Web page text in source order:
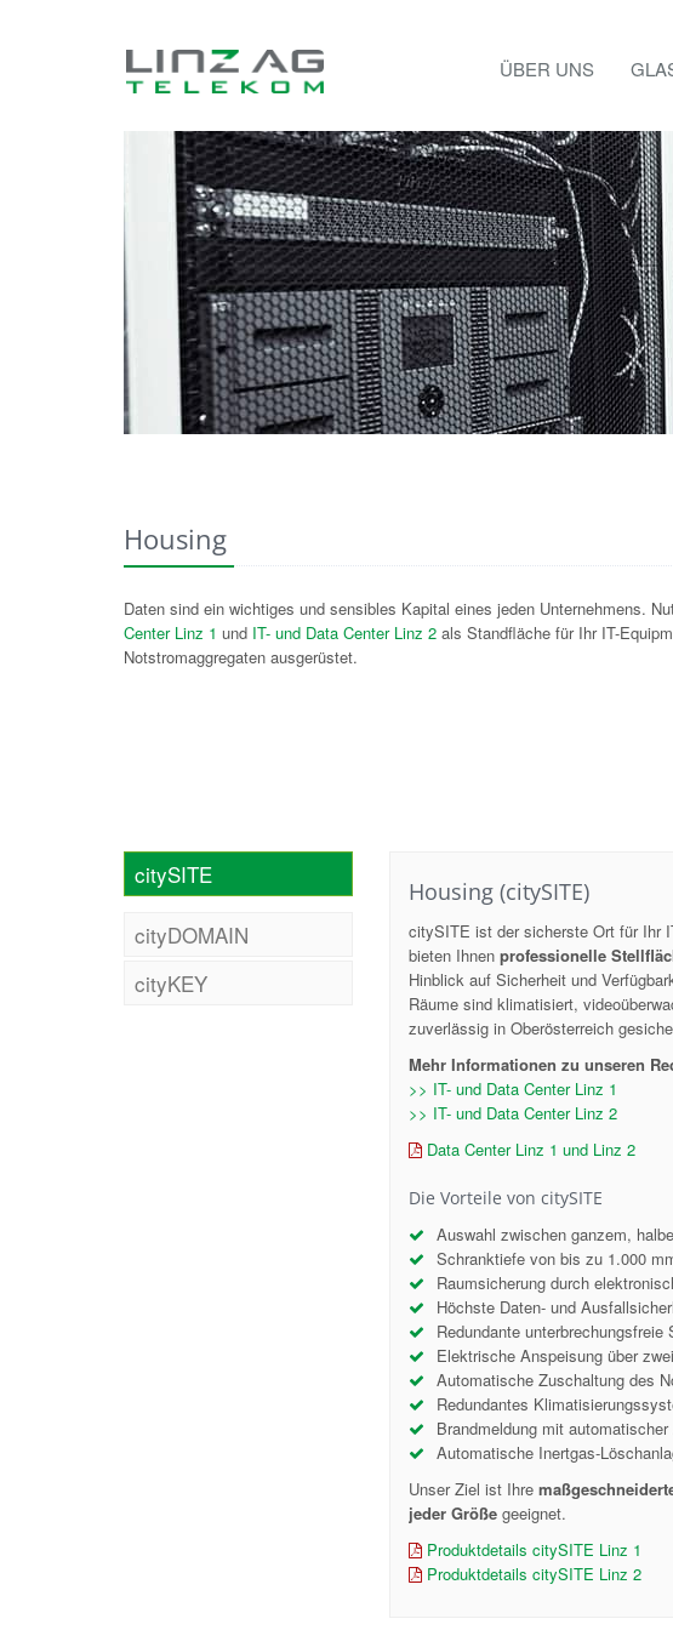
ÜBER UNS
Housing
Daten sind ein wichtiges und sensibles Kapital eines jeden Unternehmens.
Center Linz 1 und IT- und Data Center Linz 2 als Standfläche für Ihr IT-
Notstromaggregaten ausgerüstet.
citySITE
cityDOMAIN
cityKEY
Housing (citySITE)
citySITE ist der sicherste Ort für Ihr
bieten Ihnenprofessionelle
Hinblick auf Sicherheit und
Räume sind klimatisiert,
zuverlässig in Oberösterreich
Mehr Informationen zu unseren
>> IT- und Data Center Linz 1
>> IT- und Data Center Linz 2
Data Center Linz 1 und Linz 2
Die Vorteile von citySITE
Auswahl zwischen ganzem,
Schranktiefe von bis zu 1.000
Raumsicherung durch
Höchste Daten- und
Redundante unterbrechungsfreie
Elektrische Anspeisung über
Automatische Zuschaltung des
Redundantes
Brandmeldung mit
Automatische Inertgas-
Unser Ziel ist Ihre
jeder Größe geeignet.
Produktdetails citySITE Linz 1
Produktdetails citySITE Linz 2